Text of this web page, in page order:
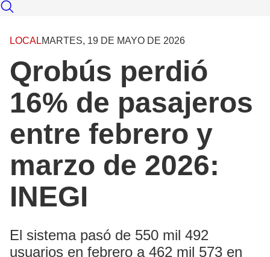
LOCALMARTES, 19 DE MAYO DE 2026
Qrobús perdió
16% de pasajeros
entre febrero y
marzo de 2026:
INEGI
El sistema pasó de 550 mil 492
usuarios en febrero a 462 mil 573 en